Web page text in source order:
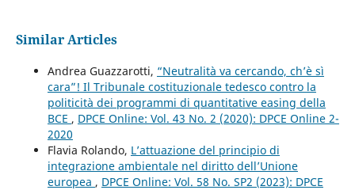
Similar Articles
Andrea Guazzarotti, “Neutralità va cercando, ch’è sì
cara”! Il Tribunale costituzionale tedesco contro la
politicità dei programmi di quantitative easing della
BCE , DPCE Online: Vol. 43 No. 2 (2020): DPCE Online 2-
2020
Flavia Rolando, L’attuazione del principio di
integrazione ambientale nel diritto dell’Unione
europea , DPCE Online: Vol. 58 No. SP2 (2023): DPCE